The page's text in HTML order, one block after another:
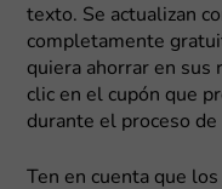
texto. Se actualizan
completamente
quiera ahorrar en sus
clic en el cupón que
durante el proceso
Ten en cuenta que